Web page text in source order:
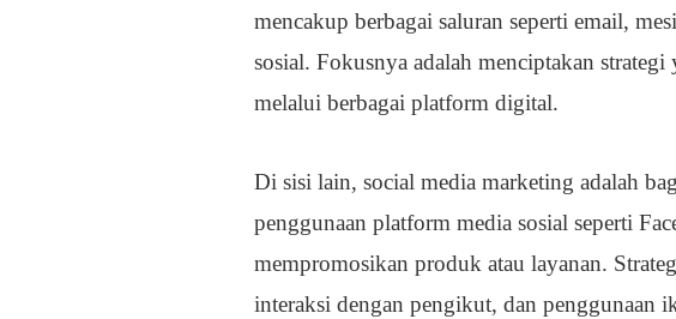
mencakup berbagai saluran seperti email,
sosial. Fokusnya adalah menciptakan
melalui berbagai platform digital.
Di sisi lain, social media marketing adalah
penggunaan platform media sosial seperti
mempromosikan produk atau layanan.
interaksi dengan pengikut, dan penggunaan